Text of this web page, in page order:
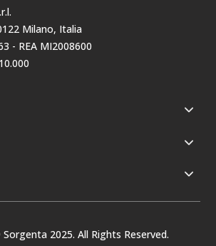
Milano, Italia
- REA MI2008600
2025. All Rights Reserved.